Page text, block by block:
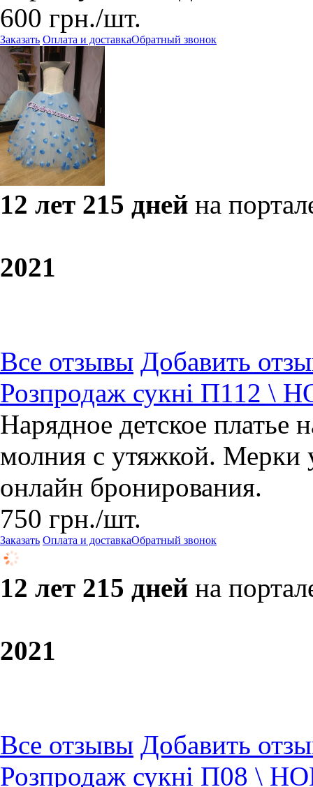
600 грн./шт.
Заказать Оплата и доставкаОбратный звонок
12 лет 215 дней на
2021
Все отзывы Добавить
Розпродаж сукні П112 \
Нарядное детское платье
молния с утяжкой. Мерки
онлайн бронирования.
750 грн./шт.
Заказать Оплата и доставкаОбратный звонок
12 лет 215 дней на
2021
Все отзывы Добавить
Розпродаж сукні П08 \